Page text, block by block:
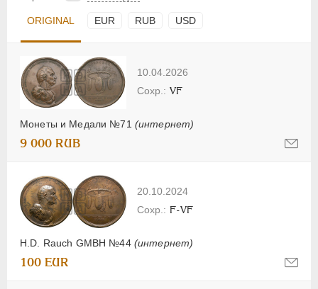
ORIGINAL EUR RUB USD
10.04.2026
Монеты и Медали №71 (интернет)
VF
9 000 RUB
20.10.2024
H.D. Rauch GMBH №44 (интернет)
F-VF
100 EUR